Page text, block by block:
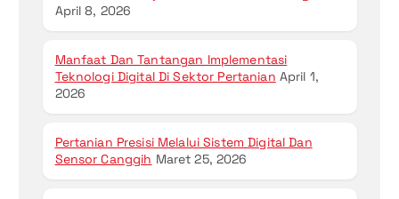
April 8, 2026
Manfaat Dan Tantangan Implementasi
Teknologi Digital Di Sektor Pertanian April 1,
2026
Pertanian Presisi Melalui Sistem Digital Dan
Sensor Canggih Maret 25, 2026